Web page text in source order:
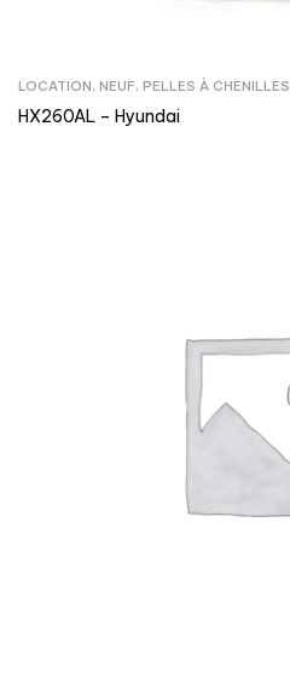
LOCATION, NEUF, PELLES À CHENILLES
HX260AL – Hyundai